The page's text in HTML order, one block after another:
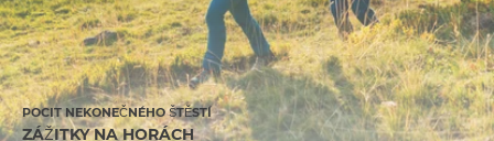
POCIT NEKONEČNÉHO ŠTĚSTÍ
ZÁŽITKY NA HORÁCH